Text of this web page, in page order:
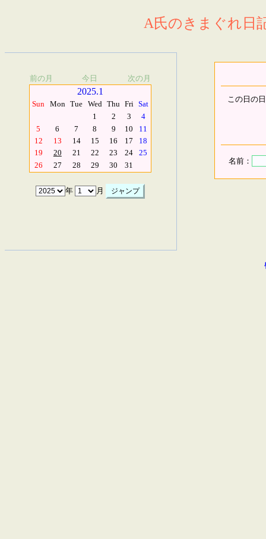
A氏のきまぐれ日
前の月 今日 次の月
2025.1
Sun Mon Tue Wed Thu Fri Sat
1
2 3
4
5
6 7 8 9 10
11
12
13 14 15 16 17
18
19
20 21 22 23 24
25
26
27 28 29 30 31
年 月
この日の
名前：